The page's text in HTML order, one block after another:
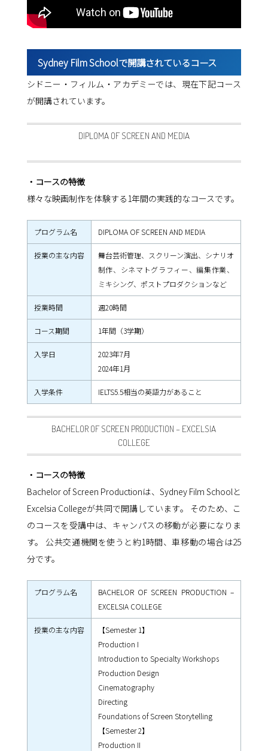
Sydney Film Schoolで開講されているコース
シドニー・フィルム・アカデミーでは、現在下記コース
が開講されています。
DIPLOMA OF SCREEN AND MEDIA
・コースの特徴
様々な映画制作を体験する1年間の実践的なコースです。
プログラム名 DIPLOMA OF SCREEN AND MEDIA
授業の主な内容
舞台芸術管理、スクリーン演出、シナリオ
制作、シネマトグラフィー、編集作業、
ミキシング、ポストプロダクションなど
授業時間 週20時間
コース期間 1年間（3学期）
入学日
2023年7月
2024年1月
入学条件 IELTS5.5相当の英語力があること
BACHELOR OF SCREEN PRODUCTION – EXCELSIA
COLLEGE
・コースの特徴
Bachelor of Screen Productionは、Sydney Film Schoolと
Excelsia Collegeが共同で開講しています。 そのため、こ
のコースを受講中は、キャンパスの移動が必要になりま
す。 公共交通機関を使うと約1時間、車移動の場合は25
分です。
プログラム名
BACHELOR OF SCREEN PRODUCTION –
EXCELSIA COLLEGE
授業の主な内容
【Semester 1】
Production I
Introduction to Specialty Workshops
Production Design
Cinematography
Directing
Foundations of Screen Storytelling
【Semester 2】
Production II